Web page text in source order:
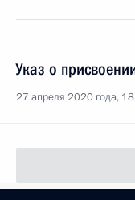
Указ о
27 апреля 2020 года,